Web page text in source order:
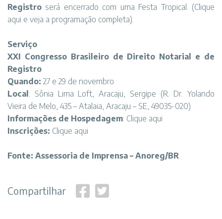
Registro será encerrado com uma Festa Tropical. (Clique
aqui e veja a programação completa).
Serviço
XXI Congresso Brasileiro de Direito Notarial e de
Registro
Quando: 27 e 29 de novembro
Local : Sônia Lima Loft, Aracaju, Sergipe (R. Dr. Yolando
Vieira de Melo, 435 – Atalaia, Aracaju – SE, 49035-020)
Informações de Hospedagem: Clique aqui
Inscrições: Clique aqui
Fonte: Assessoria de Imprensa – Anoreg/BR
Compartilhar